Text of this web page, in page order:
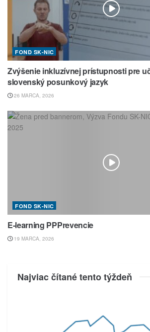
FOND SK-NIC
Zvýšenie inkluzívnej prístupnosti pre
slovenský posunkový jazyk
26 MARCA, 2026
FOND SK-NIC
E-learning PPPrevencie
19 MARCA, 2026
Najviac čítané tento týždeň